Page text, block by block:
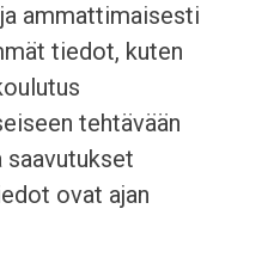
ammattimaisesti
tiedot, kuten
tehtävään
ovat ajan